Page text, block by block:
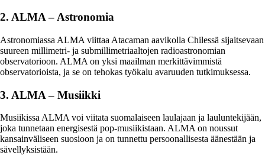
2. ALMA – Astronomia
Astronomiassa ALMA viittaa Atacaman aavikolla Chilessä sijaitsevaan
suureen millimetri- ja submillimetriaaltojen radioastronomian
observatorioon. ALMA on yksi maailman merkittävimmistä
observatorioista, ja se on tehokas työkalu avaruuden tutkimuksessa.
3. ALMA – Musiikki
Musiikissa ALMA voi viitata suomalaiseen laulajaan ja lauluntekijään,
joka tunnetaan energisestä pop-musiikistaan. ALMA on noussut
kansainväliseen suosioon ja on tunnettu persoonallisesta äänestään ja
sävellyksistään.